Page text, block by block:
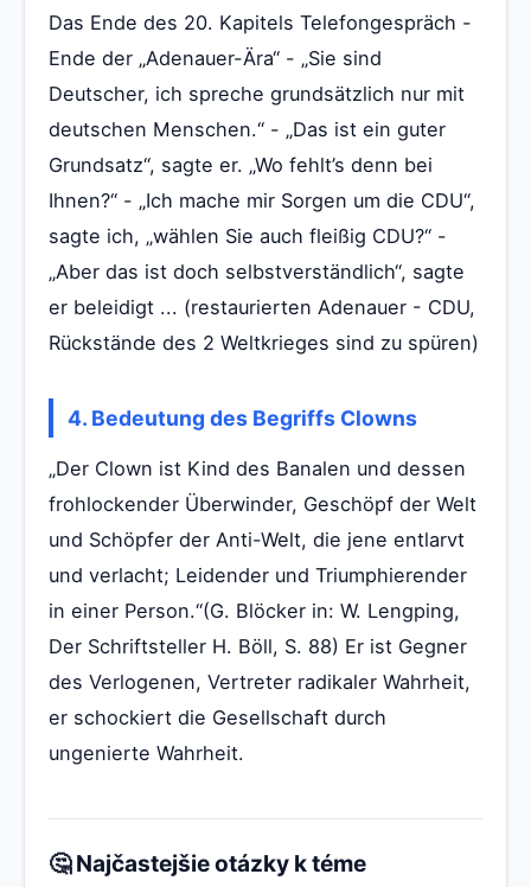
Das Ende des 20. Kapitels Telefongespräch -
Ende der „Adenauer-Ära“ - „Sie sind
Deutscher, ich spreche grundsätzlich nur mit
deutschen Menschen.“ - „Das ist ein guter
Grundsatz“, sagte er. „Wo fehlt’s denn bei
Ihnen?“ - „Ich mache mir Sorgen um die CDU“,
sagte ich, „wählen Sie auch fleißig CDU?“ -
„Aber das ist doch selbstverständlich“, sagte
er beleidigt ... (restaurierten Adenauer - CDU,
Rückstände des 2 Weltkrieges sind zu spüren)
4. Bedeutung des Begriffs Clowns
„Der Clown ist Kind des Banalen und dessen
frohlockender Überwinder, Geschöpf der Welt
und Schöpfer der Anti-Welt, die jene entlarvt
und verlacht; Leidender und Triumphierender
in einer Person.“(G. Blöcker in: W. Lengping,
Der Schriftsteller H. Böll, S. 88) Er ist Gegner
des Verlogenen, Vertreter radikaler Wahrheit,
er schockiert die Gesellschaft durch
ungenierte Wahrheit.
🤔 Najčastejšie otázky k téme